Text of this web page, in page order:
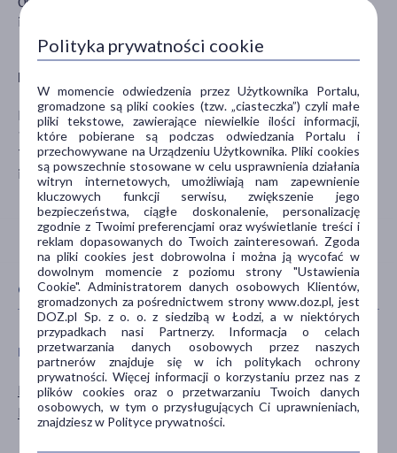
info@dermzlabs.pl
Producent
DERMZ LABORATORIES LTD
1000 Great West Road
TW8 9DW Br The Mille
info@dermlzabs.com
CECHY PRODUKTU
PŁEĆ
Mężczyzna
Kobieta
WIEK
dla młodzieży
dla dorosłych
Polityka prywatności cookie
W momencie odwiedzenia przez Użytkownika Portalu,
gromadzone są pliki cookies (tzw. „ciasteczka”) czyli małe
pliki tekstowe, zawierające niewielkie ilości informacji,
które pobierane są podczas odwiedzania Portalu i
przechowywane na Urządzeniu Użytkownika. Pliki cookies
są powszechnie stosowane w celu usprawnienia działania
witryn internetowych, umożliwiają nam zapewnienie
kluczowych funkcji serwisu, zwiększenie jego
bezpieczeństwa, ciągłe doskonalenie, personalizację
zgodnie z Twoimi preferencjami oraz wyświetlanie treści i
reklam dopasowanych do Twoich zainteresowań. Zgoda
na pliki cookies jest dobrowolna i można ją wycofać w
dowolnym momencie z poziomu strony "Ustawienia
Cookie". Administratorem danych osobowych Klientów,
gromadzonych za pośrednictwem strony www.doz.pl, jest
DOZ.pl Sp. z o. o. z siedzibą w Łodzi, a w niektórych
przypadkach nasi Partnerzy. Informacja o celach
przetwarzania danych osobowych przez naszych
partnerów znajduje się w ich politykach ochrony
prywatności. Więcej informacji o korzystaniu przez nas z
plików cookies oraz o przetwarzaniu Twoich danych
osobowych, w tym o przysługujących Ci uprawnieniach,
znajdziesz w Polityce prywatności.